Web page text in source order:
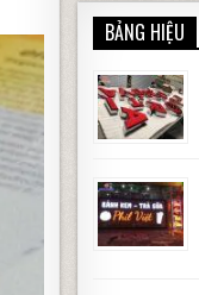
BẢNG HIỆU